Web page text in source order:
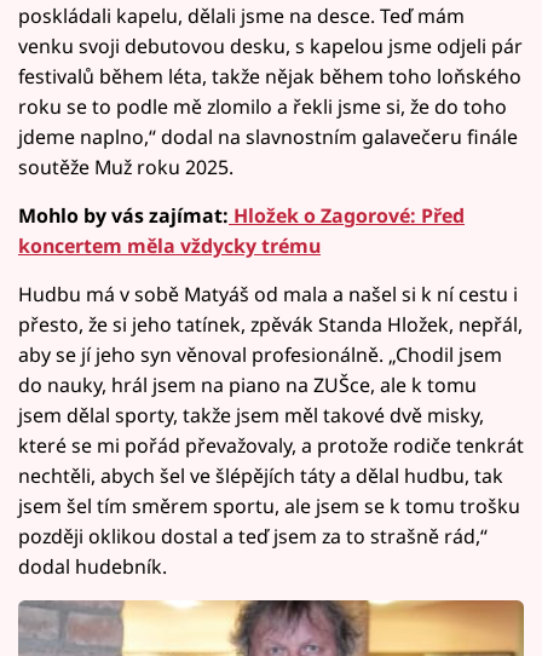
poskládali kapelu, dělali jsme na desce. Teď mám
venku svoji debutovou desku, s kapelou jsme odjeli pár
festivalů během léta, takže nějak během toho loňského
roku se to podle mě zlomilo a řekli jsme si, že do toho
jdeme naplno,“ dodal na slavnostním galavečeru finále
soutěže Muž roku 2025.
Mohlo by vás zajímat: Hložek o Zagorové: Před
koncertem měla vždycky trému
Hudbu má v sobě Matyáš od mala a našel si k ní cestu i
přesto, že si jeho tatínek, zpěvák Standa Hložek, nepřál,
aby se jí jeho syn věnoval profesionálně. „Chodil jsem
do nauky, hrál jsem na piano na ZUŠce, ale k tomu
jsem dělal sporty, takže jsem měl takové dvě misky,
které se mi pořád převažovaly, a protože rodiče tenkrát
nechtěli, abych šel ve šlépějích táty a dělal hudbu, tak
jsem šel tím směrem sportu, ale jsem se k tomu trošku
později oklikou dostal a teď jsem za to strašně rád,“
dodal hudebník.